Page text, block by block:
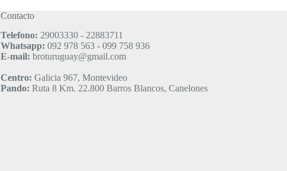
Contacto
Telefono: 29003330 - 22883711
Whatsapp: 092 978 563 - 099 758 936
E-mail: broturuguay@gmail.com
Centro: Galicia 967, Montevideo
Pando: Ruta 8 Km. 22.800 Barros Blancos, Canelones